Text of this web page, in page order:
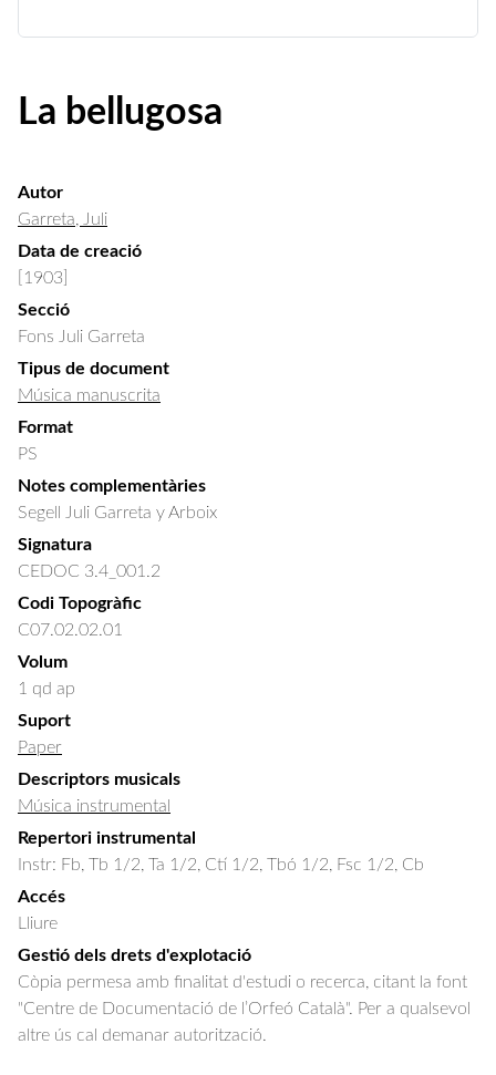
La bellugosa
Autor
Garreta, Juli
Data de creació
[1903]
Secció
Fons Juli Garreta
Tipus de document
Música manuscrita
Format
PS
Notes complementàries
Segell Juli Garreta y Arboix
Signatura
CEDOC 3.4_001.2
Codi Topogràfic
C07.02.02.01
Volum
1 qd ap
Suport
Paper
Descriptors musicals
Música instrumental
Repertori instrumental
Instr: Fb, Tb 1/2, Ta 1/2, Ctí 1/2, Tbó 1/2, Fsc 1/2, Cb
Accés
Lliure
Gestió dels drets d'explotació
Còpia permesa amb finalitat d'estudi o recerca, citant la font
"Centre de Documentació de l’Orfeó Català". Per a qualsevol
altre ús cal demanar autorització.